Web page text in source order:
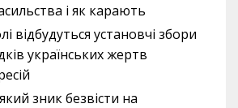
і як карають
відбудуться установчі збори
українських жертв
зник безвісти на